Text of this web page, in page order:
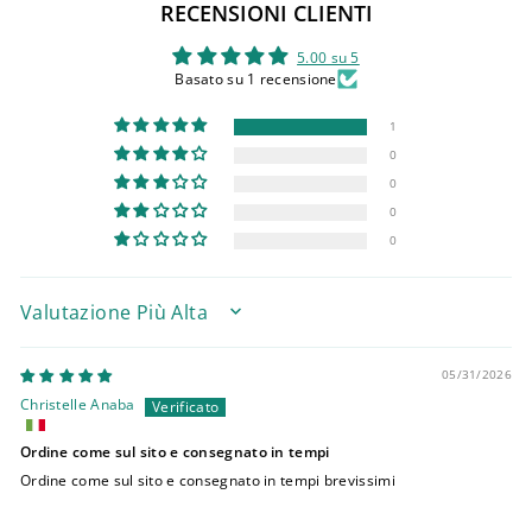
RECENSIONI CLIENTI
5.00 su 5
Basato su 1 recensione
1
0
0
0
0
SORT BY
05/31/2026
Christelle Anaba
Ordine come sul sito e consegnato in tempi
Ordine come sul sito e consegnato in tempi brevissimi